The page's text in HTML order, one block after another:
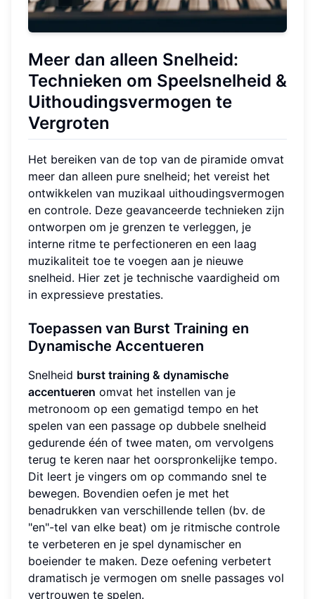
Meer dan alleen Snelheid:
Technieken om Speelsnelheid &
Uithoudingsvermogen te
Vergroten
Het bereiken van de top van de piramide omvat
meer dan alleen pure snelheid; het vereist het
ontwikkelen van muzikaal uithoudingsvermogen
en controle. Deze geavanceerde technieken zijn
ontworpen om je grenzen te verleggen, je
interne ritme te perfectioneren en een laag
muzikaliteit toe te voegen aan je nieuwe
snelheid. Hier zet je technische vaardigheid om
in expressieve prestaties.
Toepassen van Burst Training en
Dynamische Accentueren
Snelheid burst training & dynamische
accentueren omvat het instellen van je
metronoom op een gematigd tempo en het
spelen van een passage op dubbele snelheid
gedurende één of twee maten, om vervolgens
terug te keren naar het oorspronkelijke tempo.
Dit leert je vingers om op commando snel te
bewegen. Bovendien oefen je met het
benadrukken van verschillende tellen (bv. de
"en"-tel van elke beat) om je ritmische controle
te verbeteren en je spel dynamischer en
boeiender te maken. Deze oefening verbetert
dramatisch je vermogen om snelle passages vol
vertrouwen te spelen.